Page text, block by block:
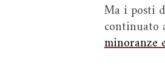
Ma i posti
continuato
minoranze